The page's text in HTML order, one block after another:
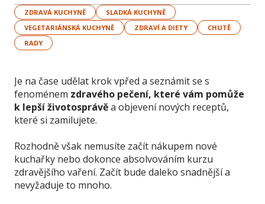
ZDRAVÁ KUCHYNĚ
SLADKÁ KUCHYNĚ
VEGETARIÁNSKÁ KUCHYNĚ
ZDRAVÍ A DIETY
CHUTĚ
RADY
Je na čase udělat krok vpřed a seznámit se s
fenoménem zdravého pečení, které vám pomůže
k lepší životosprávěa objevení nových receptů,
které si zamilujete.
Rozhodně však nemusíte začít nákupem nové
kuchařky nebo dokonce absolvováním kurzu
zdravějšího vaření. Začít bude daleko snadnější a
nevyžaduje to mnoho.